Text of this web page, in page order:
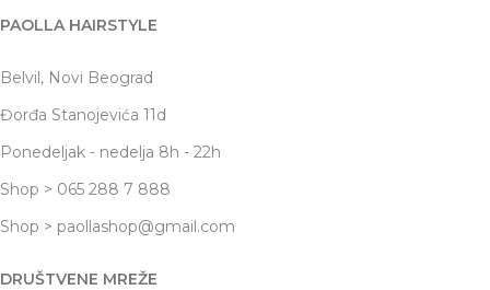
PAOLLA HAIRSTYLE
Belvil, Novi Beograd
Đorđa Stanojevića 11d
Ponedeljak - nedelja 8h - 22h
Shop > 065 288 7 888
Shop > paollashop@gmail.com
DRUŠTVENE MREŽE